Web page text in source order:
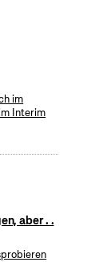
im
Interim
aber . .